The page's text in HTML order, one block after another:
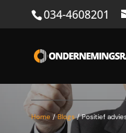
034-4608201
Home/Blogs/Positief